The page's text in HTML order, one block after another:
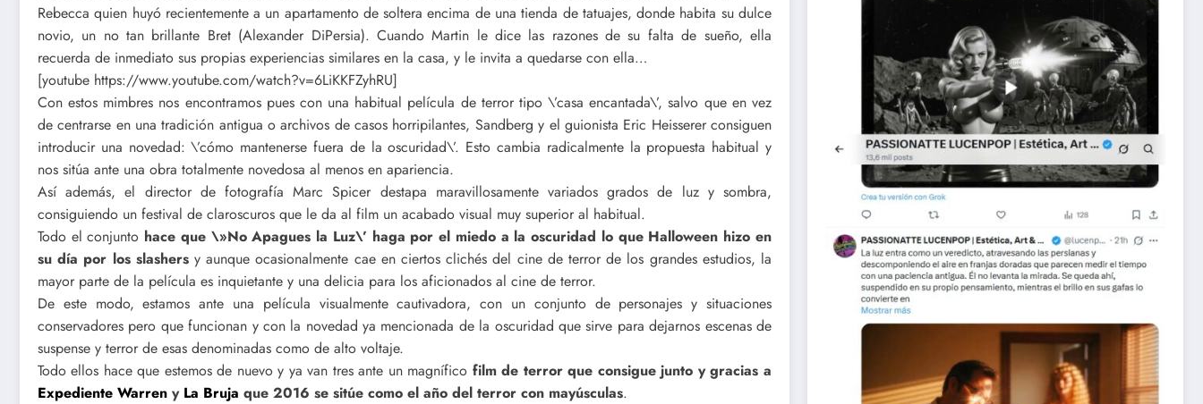
Rebecca quien huyó recientemente a un apartamento de soltera encima de una tienda de tatuajes, donde habita su dulce
novio, un no tan brillante Bret (Alexander DiPersia). Cuando Martin le dice las razones de su falta de sueño, ella
recuerda de inmediato sus propias experiencias similares en la casa, y le invita a quedarse con ella…
[youtube https://www.youtube.com/watch?v=6LiKKFZyhRU]
Con estos mimbres nos encontramos pues con una habitual película de terror tipo \’casa encantada\’, salvo que en vez
de centrarse en una tradición antigua o archivos de casos horripilantes, Sandberg y el guionista Eric Heisserer consiguen
introducir una novedad: \’cómo mantenerse fuera de la oscuridad\’. Esto cambia radicalmente la propuesta habitual y
nos sitúa ante una obra totalmente novedosa al menos en apariencia.
Así además, el director de fotografía Marc Spicer destapa maravillosamente variados grados de luz y sombra,
consiguiendo un festival de claroscuros que le da al film un acabado visual muy superior al habitual.
Todo el conjunto hace que \»No Apagues la Luz\’ haga por el miedo a la oscuridad lo que Halloween hizo en
su día por los slashersy aunque ocasionalmente cae en ciertos clichés del cine de terror de los grandes estudios, la
mayor parte de la película es inquietante y una delicia para los aficionados al cine de terror.
De este modo, estamos ante una película visualmente cautivadora, con un conjunto de personajes y situaciones
conservadores pero que funcionan y con la novedad ya mencionada de la oscuridad que sirve para dejarnos escenas de
suspense y terror de esas denominadas como de alto voltaje.
Todo ellos hace que estemos de nuevo y ya van tres ante un magnífico film de terror que consigue junto y gracias a
Expediente Warren y La Bruja que 2016 se sitúe como el año del terror con mayúsculas.